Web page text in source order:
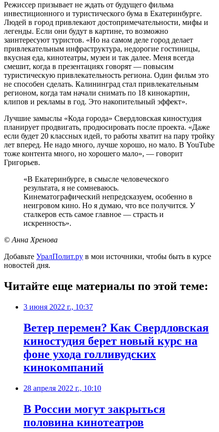
Режиссер призывает не ждать от будущего фильма
инвестиционного и туристического бума в Екатеринбурге.
Людей в город привлекают достопримечательности, мифы и
легенды. Если они будут в картине, то возможно
заинтересуют туристов. «Но на самом деле город делает
привлекательным инфраструктура, недорогие гостиницы,
вкусная еда, кинотеатры, музеи и так далее. Меня всегда
смешит, когда в презентациях говорят — повысим
туристическую привлекательность региона. Один фильм это
не способен сделать. Калининград стал привлекательным
регионом, когда там начали снимать по 18 кинокартин,
клипов и рекламы в год. Это накопительный эффект».
Лучшие замыслы «Кода города» Свердловская киностудия
планирует продвигать, продюсировать после проекта. «Даже
если будет 20 классных идей, то работы хватит на пару тройку
лет вперед. Не надо много, лучше хорошо, но мало. В YouTube
тоже контента много, но хорошего мало», — говорит
Григорьев.
«В Екатеринбурге, в смысле человеческого
результата, я не сомневаюсь.
Кинематографический непредсказуем, особенно в
неигровом кино. Но я думаю, что все получится. У
сталкеров есть самое главное — страсть и
искренность».
© Анна Хренова
Добавьте УралПолит.ру в мои источники, чтобы быть в курсе
новостей дня.
Читайте еще материалы по этой теме:
3 июня 2022 г., 10:37
Ветер перемен? Как Свердловская
киностудия берет новый курс на
фоне ухода голливудских
кинокомпаний
28 апреля 2022 г., 10:10
В России могут закрыться
половина кинотеатров